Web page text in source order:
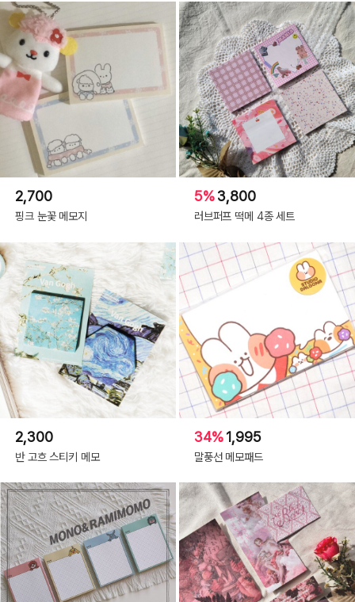
2,700
핑크 눈꽃 메모지
5%3,800
러브퍼프 떡메 4종 세트
2,300
반 고흐 스티키 메모
34%1,995
말풍선 메모패드